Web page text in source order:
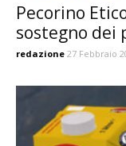
Pecorino
sostegno dei
redazione 27 Febbraio